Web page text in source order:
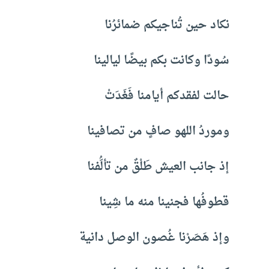
نكاد حين تُناجيكم ضمائرُنا
سُودًا وكانت بكم بيضًا ليالينا
حالت لفقدكم أيامنا فَغَدَتْ
وموردُ اللهو صافٍ من تصافينا
إذ جانب العيش طَلْقٌ من تألُّفنا
قطوفُها فجنينا منه ما شِينا
وإذ هَصَرْنا غُصون الوصل دانية